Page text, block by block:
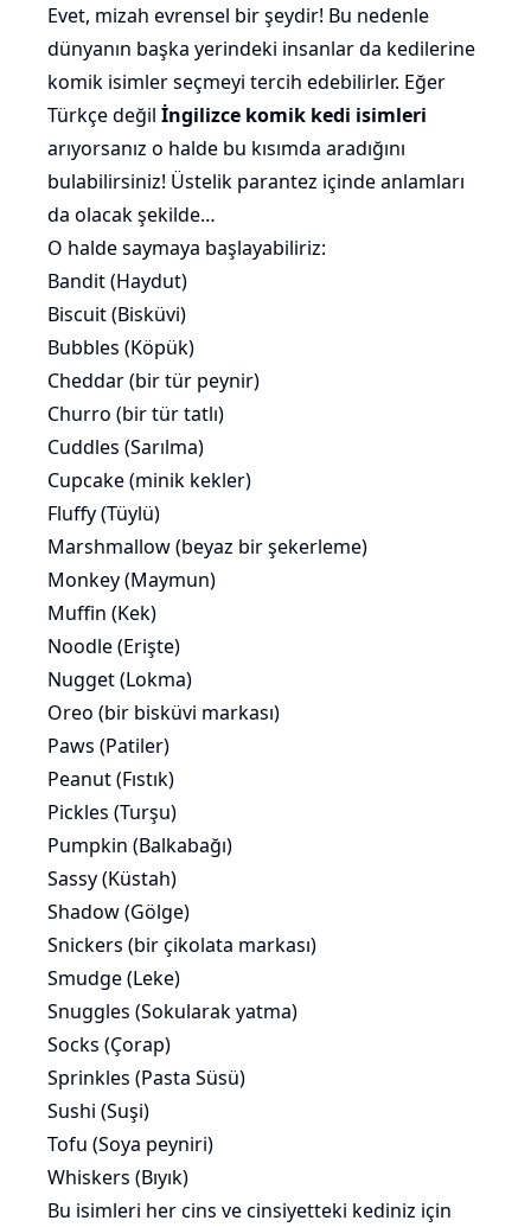
Evet, mizah evrensel bir şeydir! Bu nedenle
dünyanın başka yerindeki insanlar da kedilerine
komik isimler seçmeyi tercih edebilirler. Eğer
Türkçe değil İngilizce komik kedi isimleri
arıyorsanız o halde bu kısımda aradığını
bulabilirsiniz! Üstelik parantez içinde anlamları
da olacak şekilde…
O halde saymaya başlayabiliriz:
Bandit (Haydut)
Biscuit (Bisküvi)
Bubbles (Köpük)
Cheddar (bir tür peynir)
Churro (bir tür tatlı)
Cuddles (Sarılma)
Cupcake (minik kekler)
Fluffy (Tüylü)
Marshmallow (beyaz bir şekerleme)
Monkey (Maymun)
Muffin (Kek)
Noodle (Erişte)
Nugget (Lokma)
Oreo (bir bisküvi markası)
Paws (Patiler)
Peanut (Fıstık)
Pickles (Turşu)
Pumpkin (Balkabağı)
Sassy (Küstah)
Shadow (Gölge)
Snickers (birçikolata markası)
Smudge (Leke)
Snuggles (Sokularak yatma)
Socks (Çorap)
Sprinkles (Pasta Süsü)
Sushi (Suşi)
Tofu (Soya peyniri)
Whiskers (Bıyık)
Bu isimleri her cins ve cinsiyetteki kediniz için